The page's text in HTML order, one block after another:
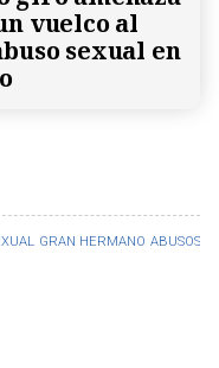
GRAN HERMANO ABUSOS
vuelco al
sexual en